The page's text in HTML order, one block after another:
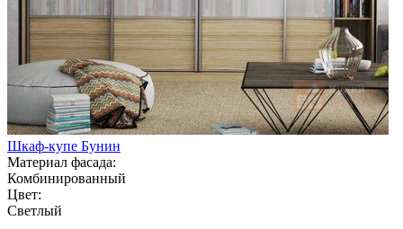
Шкаф-купе Бунин
Материал фасада:
Комбинированный
Цвет:
Светлый